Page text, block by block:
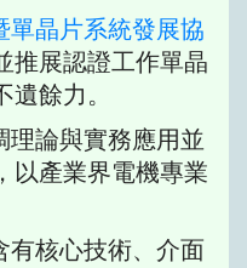
單晶片系統發展協
推展認證工作單晶
餘力。
理論與實務應用並
以產業界電機專業
有核心技術、介面